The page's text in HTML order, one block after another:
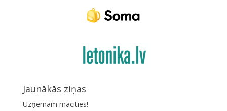
Jaunākās ziņas
Uzņemam mācīties!